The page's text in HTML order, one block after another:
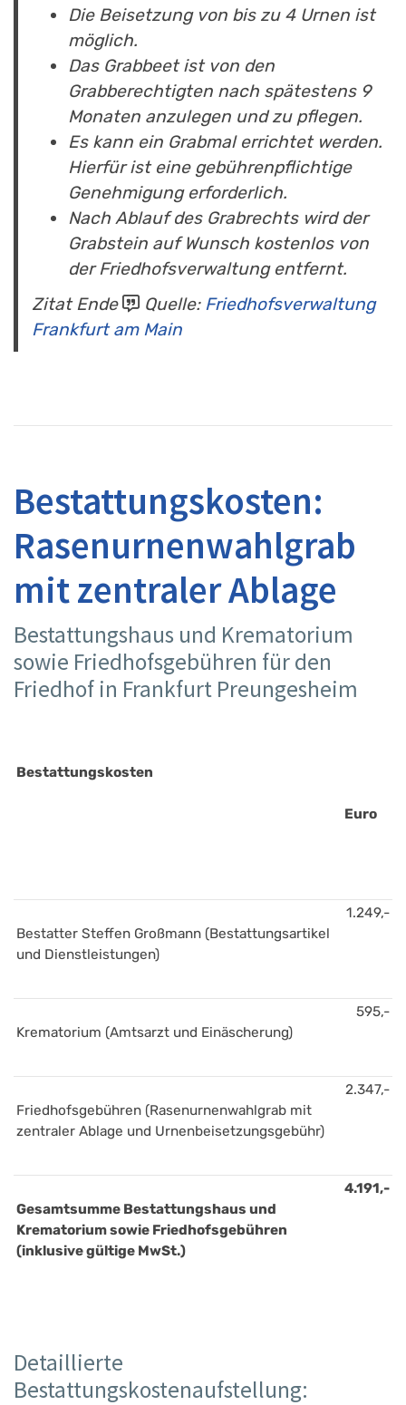
Die Beisetzung von bis zu 4 Urnen ist
möglich.
Das Grabbeet ist von den
Grabberechtigten nach spätestens 9
Monaten anzulegen und zu pflegen.
Es kann ein Grabmal errichtet werden.
Hierfür ist eine gebührenpflichtige
Genehmigung erforderlich.
Nach Ablauf des Grabrechts wird der
Grabstein auf Wunsch kostenlos von
der Friedhofsverwaltung entfernt.
Zitat Ende
Quelle: Friedhofsverwaltung
Frankfurt am Main
Bestattungskosten:
Rasenurnenwahlgrab
mit zentraler Ablage
Bestattungshaus und Krematorium
sowie Friedhofsgebühren für den
Friedhof in Frankfurt Preungesheim
Bestattungskosten
Euro
Bestatter Steffen Großmann (Bestattungsartikel
und Dienstleistungen)
1.249,-
Krematorium (Amtsarzt und Einäscherung)
595,-
Friedhofsgebühren (Rasenurnenwahlgrab mit
zentraler Ablage und Urnenbeisetzungsgebühr)
2.347,-
Gesamtsumme Bestattungshaus und
Krematorium sowie Friedhofsgebühren
(inklusive gültige MwSt.)
4.191,-
Detaillierte
Bestattungskostenaufstellung: